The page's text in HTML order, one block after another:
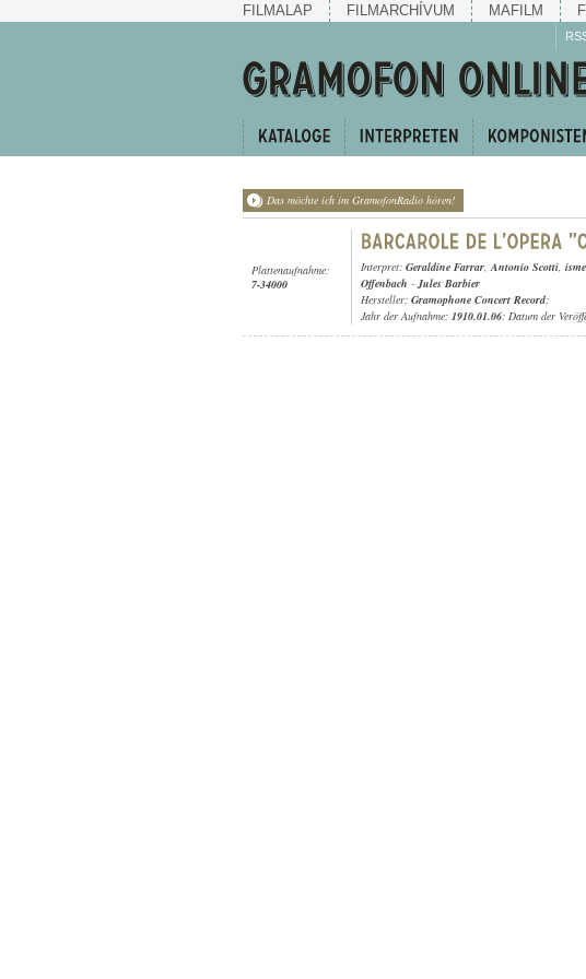
FILMALAP FILMARCHÍVUM MAFILM
Das möchte ich im GramofonRadio hören!
Plattenaufnahme:
7-34000
Interpret: Geraldine Farrar,Antonio Scotti,
Offenbach -Jules Barbier
Hersteller: Gramophone Concert Record;
Jahr der Aufnahme: 1910.01.06; Datum der